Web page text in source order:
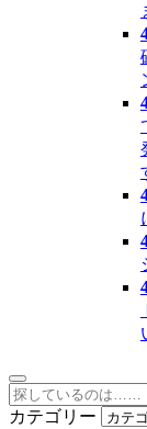
カテゴリー